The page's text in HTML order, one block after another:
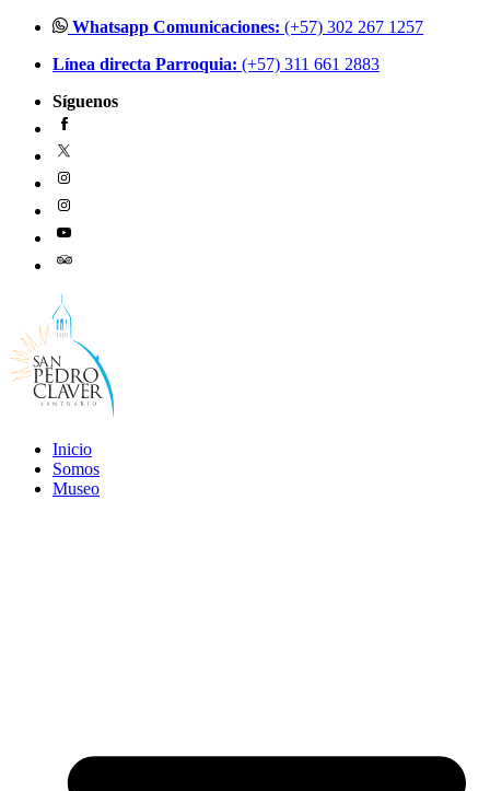
contenido
Whatsapp Comunicaciones: (+57) 302 267 1257
Línea directa Parroquia: (+57) 311 661 2883
Síguenos
Inicio
Somos
Museo